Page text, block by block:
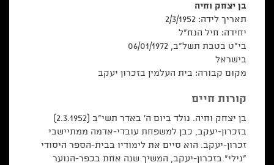
בן יצחק וחיה
תאריך לידה: 2/3/1952
יחידה: חיל הנח"ל
בי"ט בטבת תשל"ב, 06/01/1972
בישראל
מקום קבורה: בית העלמין בזכרון יעקב
קורות חיים
בן יצחק וחיה. נולד ביום ה' באדר תשי"ב (2.3.1952)
בזכרון-יעקב, כבן למשפחת עובדי-אדמה ממתיישבי
זכרון-יעקב. הוא סיים את לימודיו בבית-הספר היסודי
"נילי" בזכרון-יעקב, המשיך שנה אחת בכפר-הנוער